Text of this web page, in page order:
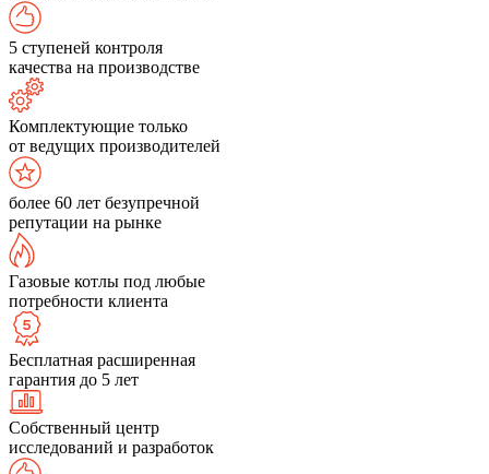
5 ступеней контроля
качества на производстве
Комплектующие только
от ведущих производителей
более 60 лет безупречной
репутации на рынке
Газовые котлы под любые
потребности клиента
Бесплатная расширенная
гарантия до 5 лет
Собственный центр
исследований и разработок